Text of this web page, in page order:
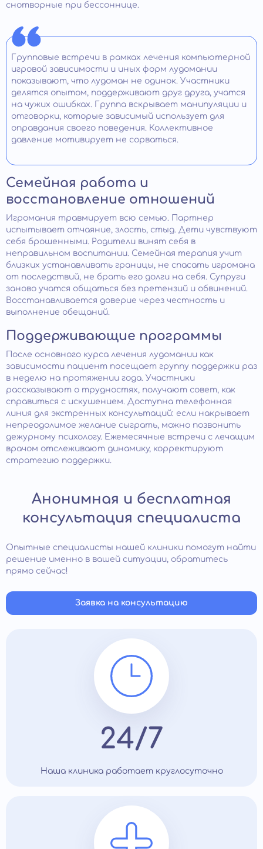
снотворные при бессоннице.
Групповые встречи в рамках лечения компьютерной
игровой зависимости и иных форм лудомании
показывают, что лудоман не одинок. Участники
делятся опытом, поддерживают друг друга, учатся
на чужих ошибках. Группа вскрывает манипуляции и
отговорки, которые зависимый использует для
оправдания своего поведения. Коллективное
давление мотивирует не сорваться.
Семейная работа и
восстановление отношений
Игромания травмирует всю семью. Партнер
испытывает отчаяние, злость, стыд. Дети чувствуют
себя брошенными. Родители винят себя в
неправильном воспитании. Семейная терапия учит
близких устанавливать границы, не спасать игромана
от последствий, не брать его долги на себя. Супруги
заново учатся общаться без претензий и обвинений.
Восстанавливается доверие через честность и
выполнение обещаний.
Поддерживающие программы
После основного курса лечения лудомании как
зависимости пациент посещает группу поддержки раз
в неделю на протяжении года. Участники
рассказывают о трудностях, получают совет, как
справиться с искушением. Доступна телефонная
линия для экстренных консультаций: если накрывает
непреодолимое желание сыграть, можно позвонить
дежурному психологу. Ежемесячные встречи с лечащим
врачом отслеживают динамику, корректируют
стратегию поддержки.
Анонимная и бесплатная
консультация специалиста
Опытные специалисты нашей клиники помогут найти
решение именно в вашей ситуации, обратитесь
прямо сейчас!
Заявка на консультацию
24/7
Наша клиника работает круглосуточно